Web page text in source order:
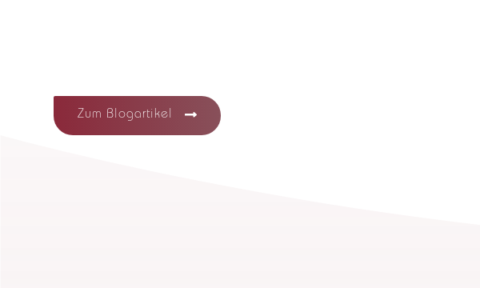
Zum Blogartikel